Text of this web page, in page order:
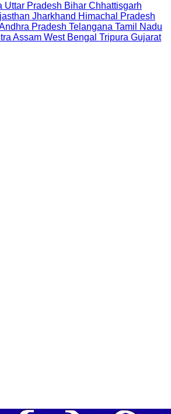
Uttar Pradesh Bihar Chhattisgarh
Jharkhand Himachal Pradesh
Pradesh Telangana Tamil Nadu
Assam West Bengal Tripura Gujarat